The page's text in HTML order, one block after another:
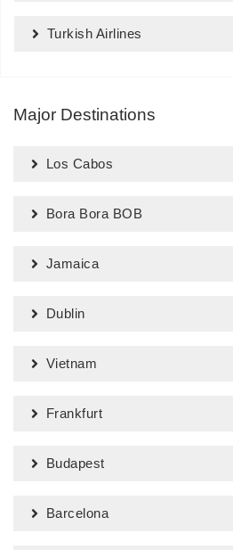
Turkish Airlines
Major Destinations
Los Cabos
Bora Bora BOB
Jamaica
Dublin
Vietnam
Frankfurt
Budapest
Barcelona